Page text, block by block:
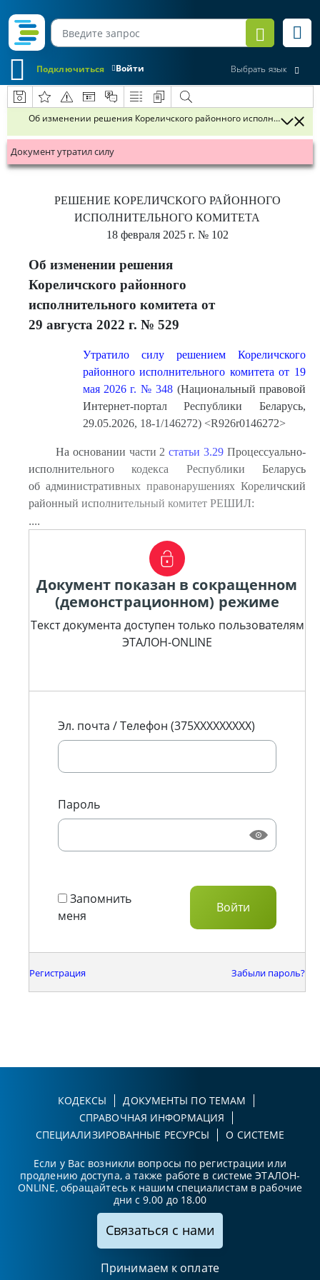
Войти
Подключиться Выбрать язык
Об изменении решения Кореличского районного исполнительного
Документ утратил силу
РЕШЕНИЕ КОРЕЛИЧСКОГО РАЙОННОГО
ИСПОЛНИТЕЛЬНОГО КОМИТЕТА
18 февраля 2025 г. № 102
Об изменении решения
Кореличского районного
исполнительного комитета от
29 августа 2022 г. № 529
Утратило силу решением Кореличского
районного исполнительного комитета от 19
мая 2026 г. № 348 (Национальный правовой
Интернет-портал Республики Беларусь,
29.05.2026, 18-1/146272) <R926r0146272>
На основании части 2статьи 3.29 Процессуально-
исполнительного кодекса Республики Беларусь
об административных правонарушениях Кореличский
районный исполнительный комитет РЕШИЛ:
....
Документ показан в сокращенном
(демонстрационном) режиме
Текст документа доступен только пользователям
ЭТАЛОН-ONLINE
Эл. почта / Телефон (375XXXXXXXXX)
Пароль
Запомнить
меня
Регистрация Забыли пароль?
КОДЕКСЫ
ДОКУМЕНТЫ ПО ТЕМАМ
СПРАВОЧНАЯ ИНФОРМАЦИЯ
СПЕЦИАЛИЗИРОВАННЫЕ РЕСУРСЫ
О СИСТЕМЕ
Если у Вас возникли вопросы по регистрации или
продлению доступа, а также работе в системе ЭТАЛОН-
ONLINE, обращайтесь к нашим специалистам в рабочие
дни с 9.00 до 18.00
Связаться с нами
Принимаем к оплате